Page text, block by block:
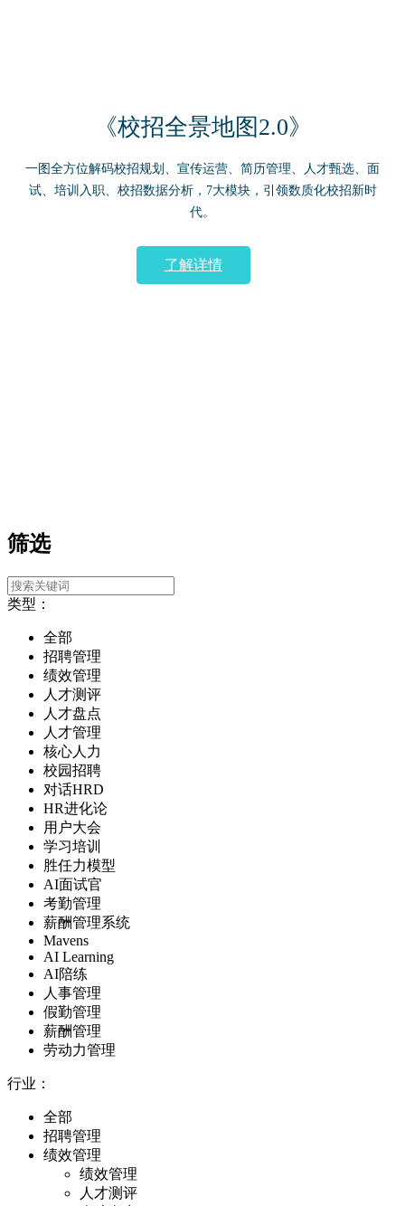
《校招全景地图2.0》
一图全方位解码校招规划、宣传运营、简历管理、人才甄选、面
试、培训入职、校招数据分析，7大模块，引领数质化校招新时
代。
了解详情
筛选
类型：
全部
招聘管理
绩效管理
人才测评
人才盘点
人才管理
核心人力
校园招聘
对话HRD
HR进化论
用户大会
学习培训
胜任力模型
AI面试官
考勤管理
薪酬管理系统
Mavens
AI Learning
AI陪练
人事管理
假勤管理
薪酬管理
劳动力管理
行业：
全部
招聘管理
绩效管理
绩效管理
人才测评